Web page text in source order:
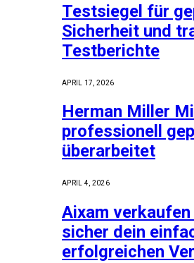
Testsiegel für
Sicherheit und
Testberichte
APRIL 17, 2026
Herman Miller
professionell
überarbeitet
APRIL 4, 2026
Aixam verkaufen
sicher dein
erfolgreichen